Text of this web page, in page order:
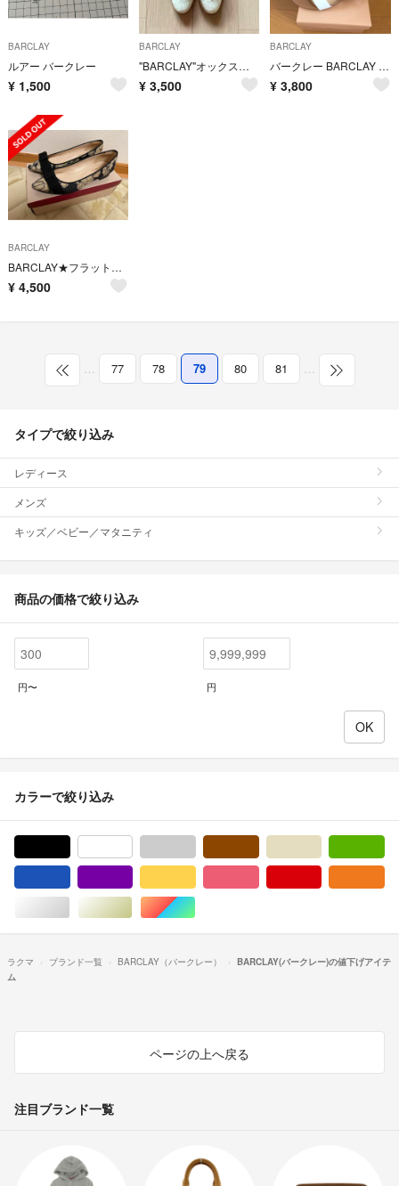
BARCLAY
ルアー バークレー
¥ 1,500
BARCLAY
"BARCLAY"オックスフォードシューズ22.5cm
¥ 3,500
BARCLAY
バークレー BARCLAY コルクヒール カジュアルバックバンドサンダル
¥ 3,800
BARCLAY
BARCLAY★フラットシューズ
¥ 4,500
… 77 78 79 80 81 …
タイプで絞り込み
レディース
メンズ
キッズ／ベビー／マタニティ
商品の価格で絞り込み
円〜 円
カラーで絞り込み
シルバー/銀色系ゴールド/金色系マルチカラー
ラクマ ブランド一覧 BARCLAY（バークレー）
BARCLAY(バークレー)の値下げアイテ
ム
ページの上へ戻る
注目ブランド一覧